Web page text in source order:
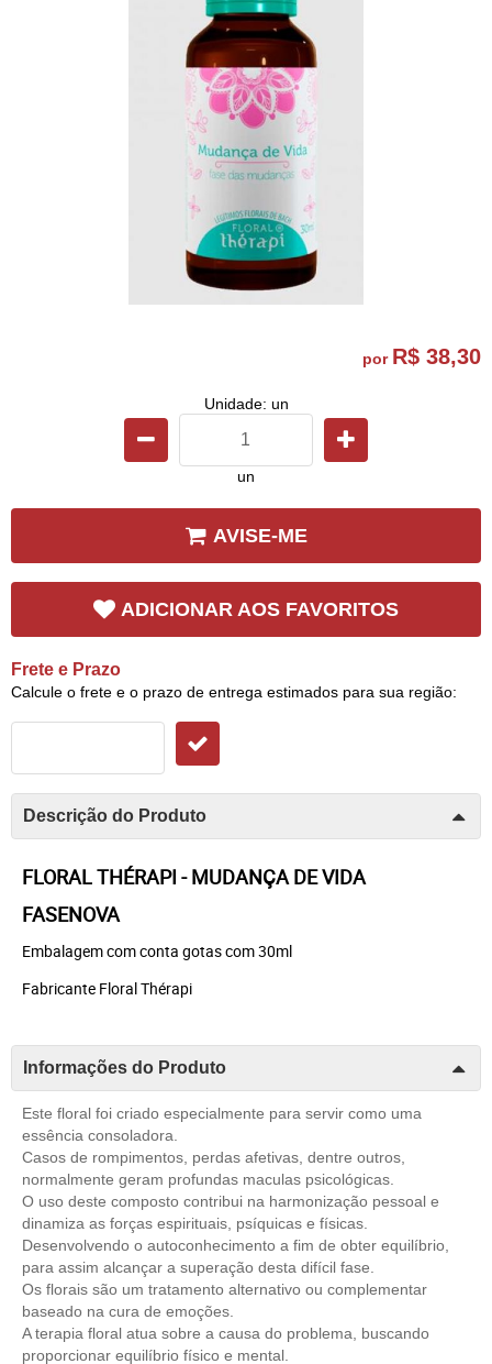
por R$ 38,30
Unidade: un
un
AVISE-ME
ADICIONAR AOS FAVORITOS
Frete e Prazo
Calcule o frete e o prazo de entrega estimados para sua região:
Descrição do Produto
FLORAL THÉRAPI - MUDANÇA DE VIDA
FASENOVA
Embalagem com conta gotas com 30ml
Fabricante Floral Thérapi
Informações do Produto
Este floral foi criado especialmente para servir como uma
essência consoladora.
Casos de rompimentos, perdas afetivas, dentre outros,
normalmente geram profundas maculas psicológicas.
O uso deste composto contribui na harmonização pessoal e
dinamiza as forças espirituais, psíquicas e físicas.
Desenvolvendo o autoconhecimento a fim de obter equilíbrio,
para assim alcançar a superação desta difícil fase.
Os florais são um tratamento alternativo ou complementar
baseado na cura de emoções.
A terapia floral atua sobre a causa do problema, buscando
proporcionar equilíbrio físico e mental.